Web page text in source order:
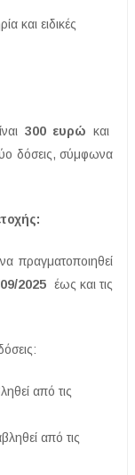
και ειδικές
300 ευρώ και
δόσεις, σύμφωνα
πραγματοποιηθεί
2025 έως και τις
από τις
από τις